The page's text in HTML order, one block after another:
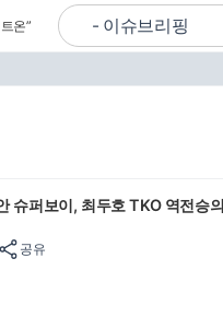
온”
슈퍼보이, 최두호 TKO 역전승
공유